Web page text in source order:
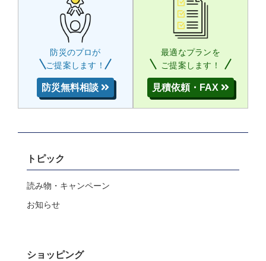
防災のプロが
ご提案します！
防災無料相談
最適なプランを
ご提案します！
見積依頼・FAX
トピック
読み物・キャンペーン
お知らせ
ショッピング